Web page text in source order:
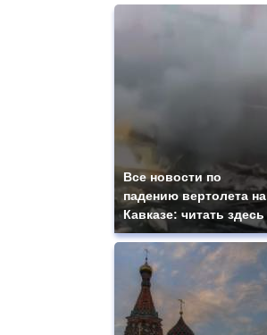
Все новости по
падению вертолета на
Кавказе: читать здесь